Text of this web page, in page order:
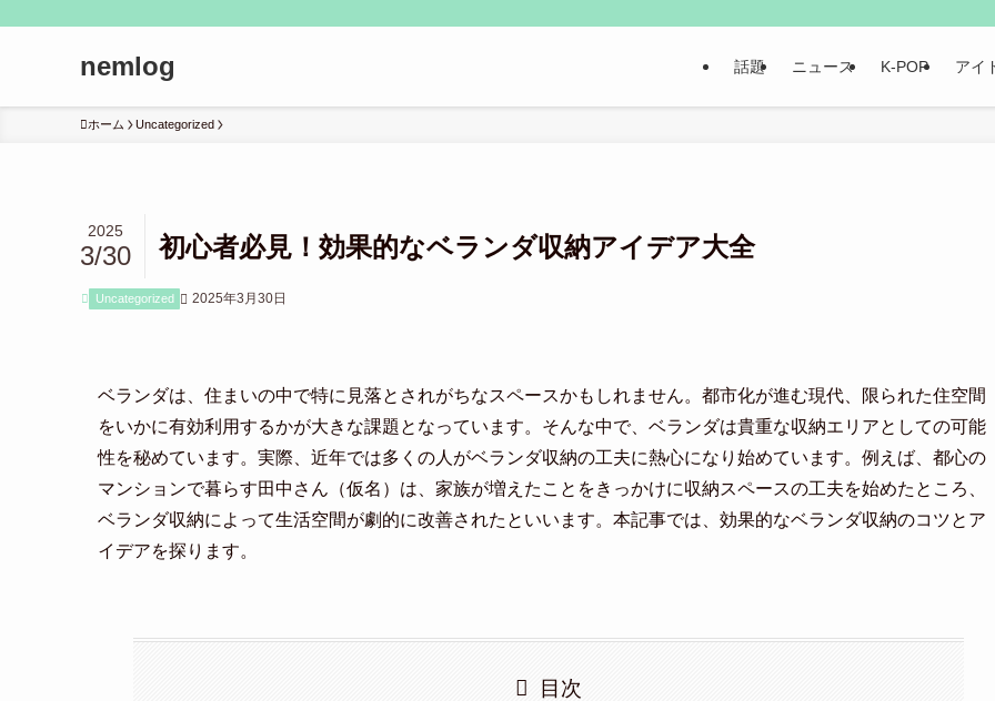
nemlog 話題 ニュース K-POP アイ
ホーム Uncategorized
初心者必見！効果的なベランダ収納アイデア大全
2025
3/30
Uncategorized 2025年3月30日
ベランダは、住まいの中で特に見落とされがちなスペースかもしれません。都市化が進む現代、限られた住空間
をいかに有効利用するかが大きな課題となっています。そんな中で、ベランダは貴重な収納エリアとしての可能
性を秘めています。実際、近年では多くの人がベランダ収納の工夫に熱心になり始めています。例えば、都心の
マンションで暮らす田中さん（仮名）は、家族が増えたことをきっかけに収納スペースの工夫を始めたところ、
ベランダ収納によって生活空間が劇的に改善されたといいます。本記事では、効果的なベランダ収納のコツとア
イデアを探ります。
目次